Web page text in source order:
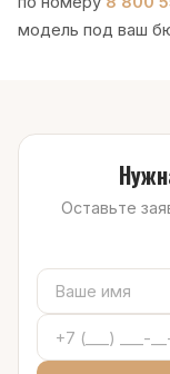
модель под ваш
Оставьте